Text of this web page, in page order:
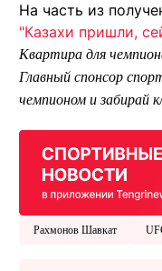
На часть из
"Казахи пришли,
Квартира для
Главный спонсор
чемпионом и забирай
Рахмонов Шавкат